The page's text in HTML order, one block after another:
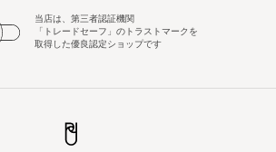
当店は、第三者認証機関
「トレードセーフ」のトラストマークを
取得した優良認定ショップです